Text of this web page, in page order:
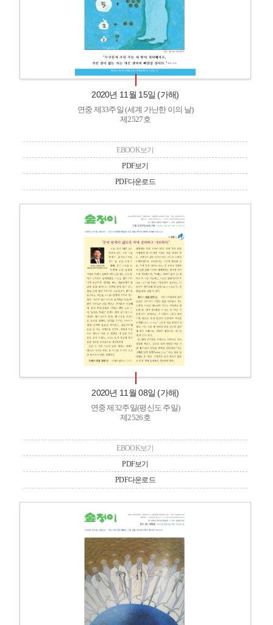
2020년 11월 15일 (가해)
연중 제33주일 (세계 가난한 이의 날)
제2527호
EBOOK보기
PDF보기
PDF다운로드
2020년 11월 08일 (가해)
연중 제32주일(평신도 주일)
제2526호
EBOOK보기
PDF보기
PDF다운로드